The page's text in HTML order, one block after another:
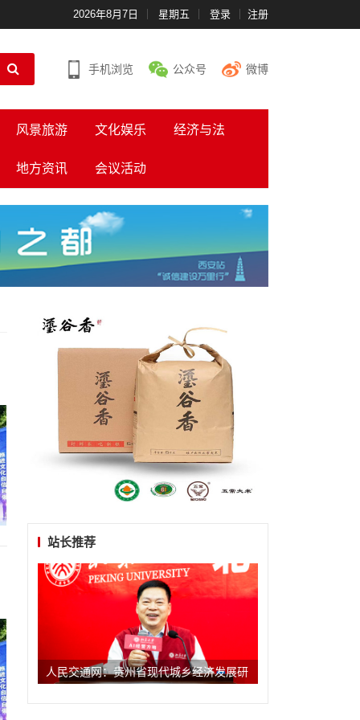
2026年8月7日 星期五 登录 注册
手机浏览 公众号 微博
风景旅游 文化娱乐 经济与法
地方资讯 会议活动
站长推荐
人民交通网：贵州省现代城乡经济发展研